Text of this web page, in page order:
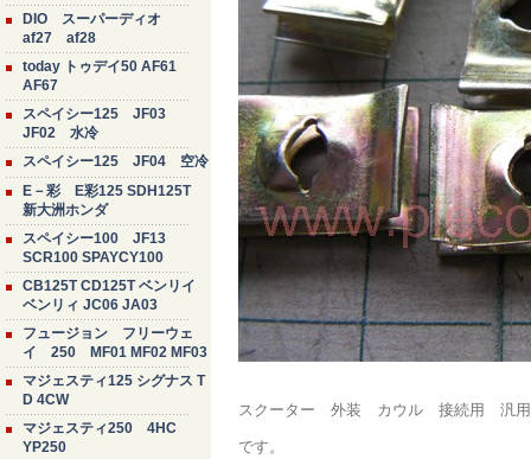
DIO スーパーディオ
af27 af28
today トゥデイ50 AF61
AF67
スペイシー125 JF03
JF02 水冷
スペイシー125 JF04 空冷
E－彩 E彩125 SDH125T
新大洲ホンダ
スペイシー100 JF13
SCR100 SPAYCY100
CB125T CD125T ベンリイ
ベンリィ JC06 JA03
フュージョン フリーウェ
イ 250 MF01 MF02 MF03
マジェスティ125 シグナス T
D 4CW
マジェスティ250 4HC
YP250
スクーター 外装 カウル 接続用 汎
です。